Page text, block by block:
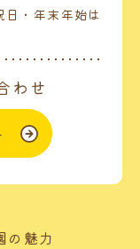
・年末年始は
わせ
の魅力